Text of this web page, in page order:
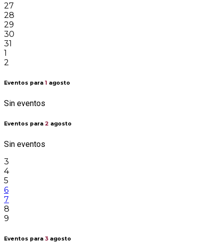
27
28
29
30
31
1
2
Eventos para 1 agosto
Sin eventos
Eventos para 2 agosto
Sin eventos
3
4
5
6
7
8
9
Eventos para 3 agosto